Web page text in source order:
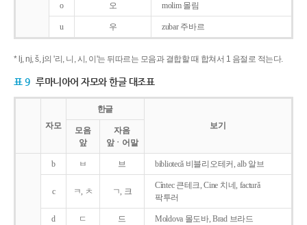
o 오 molim 몰림
u 우 zubar 주바르
* lj, nj, š, j의 '리, 니, 시, 이'는 뒤따르는 모음과 결합할 때 합쳐서 1 음절로 적는다.
표 9 루마니아어 자모와 한글 대조표
자모
한글
보기
모음
앞
자음
앞ㆍ어말
b ㅂ 브 bibliotecǎ 비블리오테커, alb 알브
c ㅋ, ㅊ ㄱ, 크
Cîntec 큰테크, Cine 치네, facturǎ
팍투러
d ㄷ 드 Moldova 몰도바, Brad 브라드